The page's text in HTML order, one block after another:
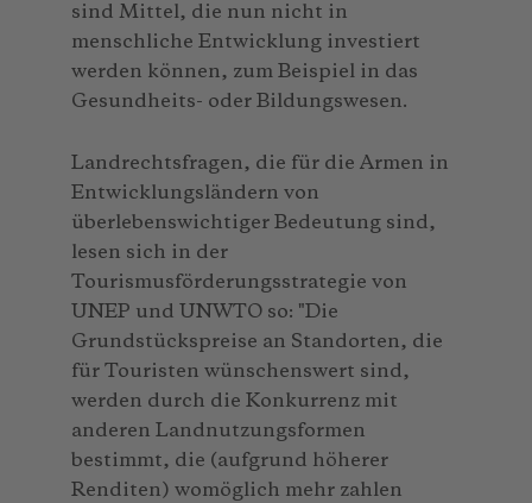
sind Mittel, die nun nicht in
menschliche Entwicklung investiert
werden können, zum Beispiel in das
Gesundheits- oder Bildungswesen.
Landrechtsfragen, die für die Armen in
Entwicklungsländern von
überlebenswichtiger Bedeutung sind,
lesen sich in der
Tourismusförderungsstrategie von
UNEP und UNWTO so: "Die
Grundstückspreise an Standorten, die
für Touristen wünschenswert sind,
werden durch die Konkurrenz mit
anderen Landnutzungsformen
bestimmt, die (aufgrund höherer
Renditen) womöglich mehr zahlen